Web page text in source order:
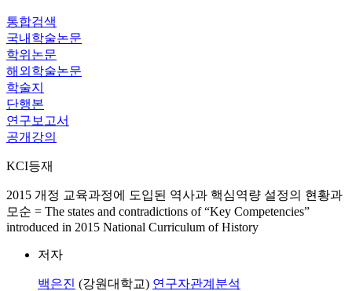
통합검색
국내학술논문
학위논문
해외학술논문
학술지
단행본
연구보고서
공개강의
KCI등재
2015 개정 교육과정에 도입된 역사과 핵심역량 설정의 현황과
모순 = The states and contradictions of “Key Competencies”
introduced in 2015 National Curriculum of History
저자
백은진 (강원대학교) 연구자관계분석